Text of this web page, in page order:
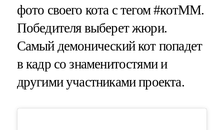
фото своего кота с тегом #котММ.
Победителя выберет жюри.
Самый демонический кот попадет
в кадр со знаменитостями и
другими участниками проекта.